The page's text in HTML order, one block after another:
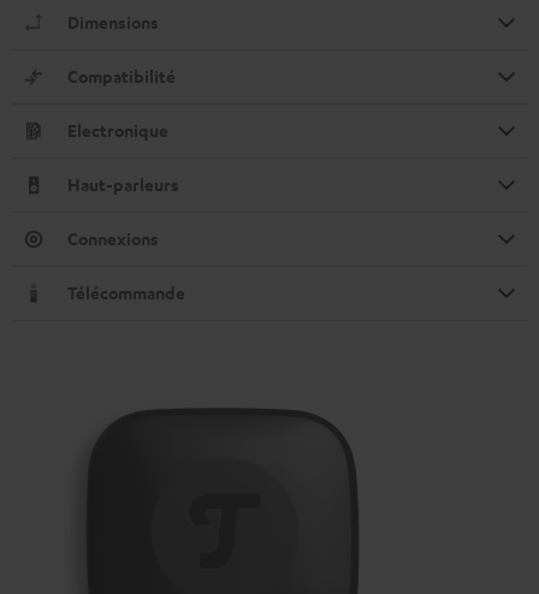
Dimensions
Compatibilité
Electronique
Haut-parleurs
Connexions
Télécommande